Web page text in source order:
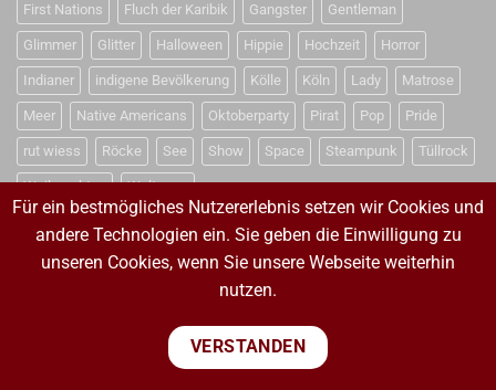
First Nations Fluch der Karibik Gangster Gentleman
Glimmer Glitter Halloween Hippie Hochzeit Horror
Indianer indigene Bevölkerung Kölle Köln Lady Matrose
Meer Native Americans Oktoberparty Pirat Pop Pride
rut wiess Röcke See Show Space Steampunk Tüllrock
Weihnachten Weltraum
VERTRAG WIDERRUFEN
VERTRAG WIDERRUFEN
Für ein bestmögliches Nutzererlebnis setzen wir Cookies und
andere Technologien ein. Sie geben die Einwilligung zu
unseren Cookies, wenn Sie unsere Webseite weiterhin
nutzen.
VERSTANDEN